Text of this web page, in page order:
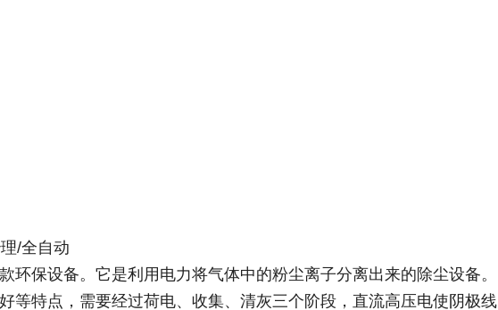
/全自动
环保设备。它是利用电力将气体中的粉尘离子分离出来的除尘设备。
等特点，需要经过荷电、收集、清灰三个阶段，直流高压电使阴极线